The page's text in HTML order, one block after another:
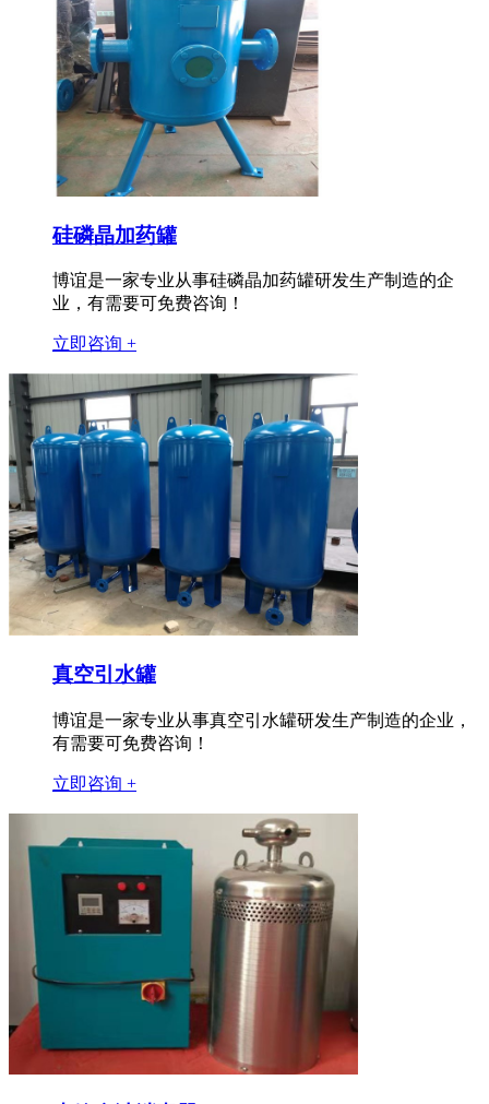
硅磷晶加药罐
博谊是一家专业从事硅磷晶加药罐研发生产制造的企
业，有需要可免费咨询！
立即咨询 +
真空引水罐
博谊是一家专业从事真空引水罐研发生产制造的企业，
有需要可免费咨询！
立即咨询 +